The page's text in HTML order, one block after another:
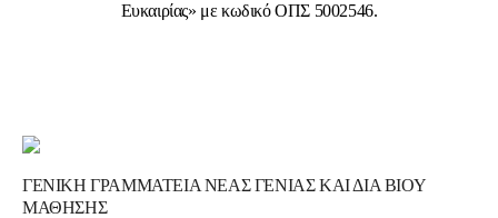
Ευκαιρίας» με κωδικό ΟΠΣ 5002546.
ΓΕΝΙΚΗ ΓΡΑΜΜΑΤΕΙΑ ΝΕΑΣ ΓΕΝΙΑΣ ΚΑΙ ΔΙΑ ΒΙΟΥ
ΜΑΘΗΣΗΣ